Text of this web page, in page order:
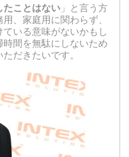
たことはない 」と言う方
、家庭用に関わらず、
いる意味がないかもし
間を無駄にしないため
だきたいです。